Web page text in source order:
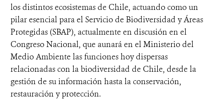
los distintos ecosistemas de Chile, actuando como un
pilar esencial para el Servicio de Biodiversidad y Áreas
Protegidas (SBAP), actualmente en discusión en el
Congreso Nacional, que aunará en el Ministerio del
Medio Ambiente las funciones hoy dispersas
relacionadas con la biodiversidad de Chile, desde la
gestión de su información hasta la conservación,
restauración y protección.